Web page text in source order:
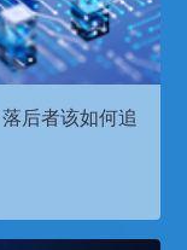
后者该如何追